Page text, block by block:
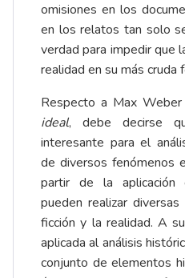
omisiones en los
en los relatos tan solo
verdad para impedir que
realidad en su más cruda
Respecto a Max
ideal, debe decirse
interesante para el
de diversos fenómenos
partir de la
pueden realizar
ficción y la realidad. A
aplicada al análisis
conjunto de elementos